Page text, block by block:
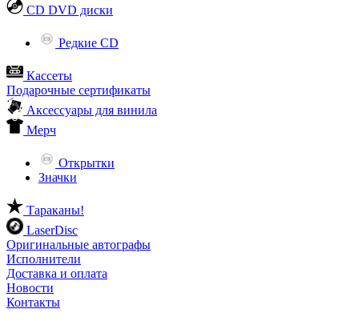
CD DVD диски
Редкие CD
Кассеты
Подарочные сертификаты
Аксессуары для винила
Мерч
Открытки
Значки
Тараканы!
LaserDisc
Оригинальные автографы
Исполнители
Доставка и оплата
Новости
Контакты